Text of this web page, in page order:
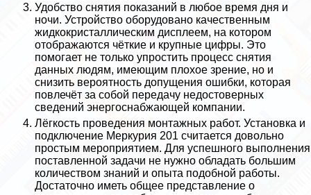
Удобство снятия показаний в любое время дня и
ночи. Устройство оборудовано качественным
жидкокристаллическим дисплеем, на котором
отображаются чёткие и крупные цифры. Это
помогает не только упростить процесс снятия
данных людям, имеющим плохое зрение, но и
снизить вероятность допущения ошибки, которая
повлечёт за собой передачу недостоверных
сведений энергоснабжающей компании.
Лёгкость проведения монтажных работ. Установка и
подключение Меркурия 201 считается довольно
простым мероприятием. Для успешного выполнения
поставленной задачи не нужно обладать большим
количеством знаний и опыта подобной работы.
Достаточно иметь общее представление о